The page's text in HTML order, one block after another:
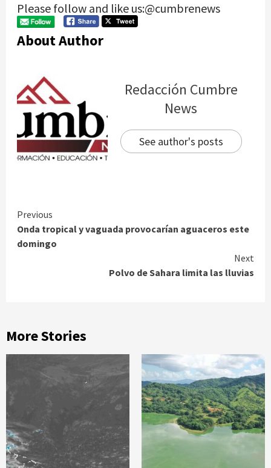
Please follow and like us:@cumbrenews
About Author
Redacción Cumbre
News
See author's posts
Continue
Reading
Previous
Onda tropical y vaguada provocarían aguaceros este
domingo
Next
Polvo de Sahara limita las lluvias
More Stories